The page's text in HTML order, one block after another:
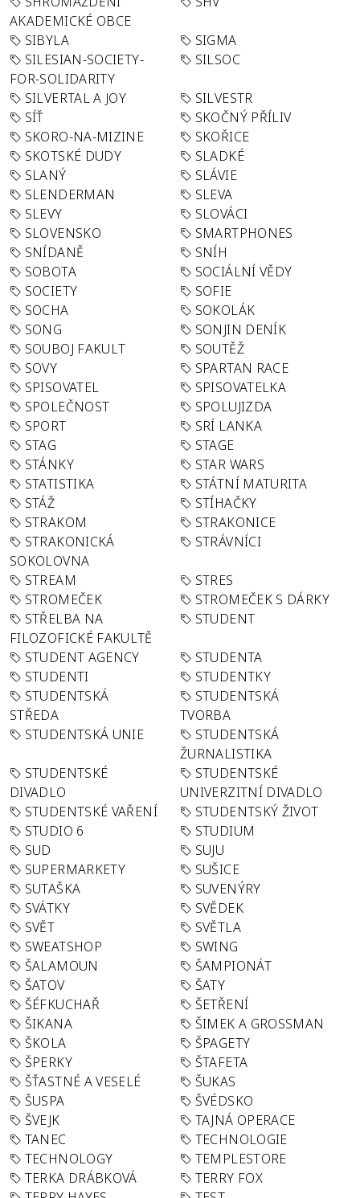
AKADEMICKÉ OBCE
SIBYLA
SIGMA
SILESIAN-SOCIETY-
FOR-SOLIDARITY
SILSOC
SILVERTAL A JOY
SILVESTR
SÍŤ
SKOČNÝ PŘÍLIV
SKORO-NA-MIZINE
SKOŘICE
SKOTSKÉ DUDY
SLADKÉ
SLANÝ
SLÁVIE
SLENDERMAN
SLEVA
SLEVY
SLOVÁCI
SLOVENSKO
SMARTPHONES
SNÍDANĚ
SNÍH
SOBOTA
SOCIÁLNÍ VĚDY
SOCIETY
SOFIE
SOCHA
SOKOLÁK
SONG
SONJIN DENÍK
SOUBOJ FAKULT
SOUTĚŽ
SOVY
SPARTAN RACE
SPISOVATEL
SPISOVATELKA
SPOLEČNOST
SPOLUJIZDA
SPORT
SRÍ LANKA
STAG
STAGE
STÁNKY
STAR WARS
STATISTIKA
STÁTNÍ MATURITA
STÁŽ
STÍHAČKY
STRAKOM
STRAKONICE
STRAKONICKÁ
SOKOLOVNA
STRÁVNÍCI
STREAM
STRES
STROMEČEK
STROMEČEK S DÁRKY
STŘELBA NA
FILOZOFICKÉ FAKULTĚ
STUDENT
STUDENT AGENCY
STUDENTA
STUDENTI
STUDENTKY
STUDENTSKÁ
STŘEDA
STUDENTSKÁ
TVORBA
STUDENTSKÁ UNIE
STUDENTSKÁ
ŽURNALISTIKA
STUDENTSKÉ
DIVADLO
STUDENTSKÉ
UNIVERZITNÍ DIVADLO
STUDENTSKÉ VAŘENÍ
STUDENTSKÝ ŽIVOT
STUDIO 6
STUDIUM
SUD
SUJU
SUPERMARKETY
SUŠICE
SUTAŠKA
SUVENÝRY
SVÁTKY
SVĚDEK
SVĚT
SVĚTLA
SWEATSHOP
SWING
ŠALAMOUN
ŠAMPIONÁT
ŠATOV
ŠATY
ŠÉFKUCHAŘ
ŠETŘENÍ
ŠIKANA
ŠIMEK A GROSSMAN
ŠKOLA
ŠPAGETY
ŠPERKY
ŠTAFETA
ŠŤASTNÉ A VESELÉ
ŠUKAS
ŠUSPA
ŠVÉDSKO
ŠVEJK
TAJNÁ OPERACE
TANEC
TECHNOLOGIE
TECHNOLOGY
TEMPLESTORE
TERKA DRÁBKOVÁ
TERRY FOX